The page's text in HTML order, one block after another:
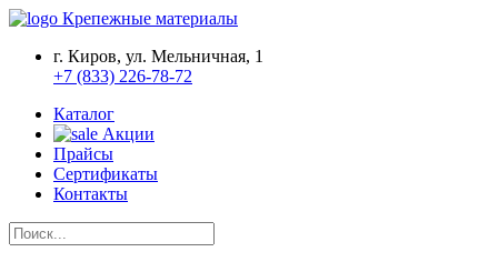
Крепежные материалы
г. Киров, ул. Мельничная, 1
+7 (833) 226-78-72
Каталог
Акции
Прайсы
Сертификаты
Контакты